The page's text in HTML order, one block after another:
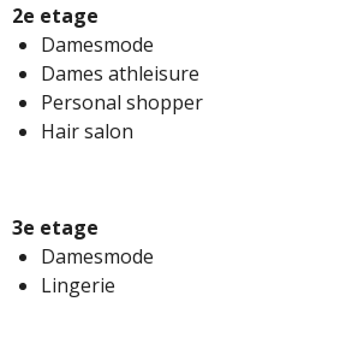
2e etage
Damesmode
Dames athleisure
Personal shopper
Hair salon
3e etage
Damesmode
Lingerie